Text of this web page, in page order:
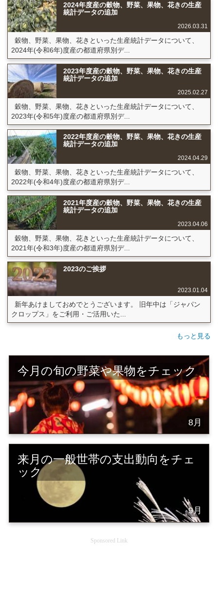
2024年度産の穀物、野菜、果物、花きの生産
統計データの追加
2026.03.31
穀物、野菜、果物、花きといった生産統計データについて、
2024年(令和6年)度産の都道府県別デ...
2023年度産の穀物、野菜、果物、花きの生産
統計データの追加
2025.02.27
穀物、野菜、果物、花きといった生産統計データについて、
2023年(令和5年)度産の都道府県別デ...
2022年度産の穀物、野菜、果物、花きの生産
統計データの追加
2024.04.29
穀物、野菜、果物、花きといった生産統計データについて、
2022年(令和4年)度産の都道府県別デ...
2021年度産の穀物、野菜、果物、花きの生産
統計データの追加
2023.04.06
穀物、野菜、果物、花きといった生産統計データについて、
2021年(令和3年)度産の都道府県別デ...
2023のご挨拶
2023.01.04
新年あけましておめでとうございます。 旧年中は「ジャパン
クロップス」をご利用・ご活用いた...
もっと見る
今月の旬の野菜や果物をチェック
8月
来月の一般世帯の支出動向をチェ
ック
9月
Sponsored Link